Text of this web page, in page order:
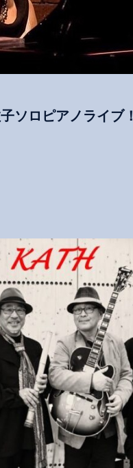
ソロピアノライブ！